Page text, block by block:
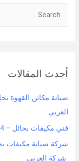
c
f
o
r
:
أحدث المقالات
العربي
فني مكيفات بحائل – 0551154864 اتصل بنا – شركة العربي
شركة العربي